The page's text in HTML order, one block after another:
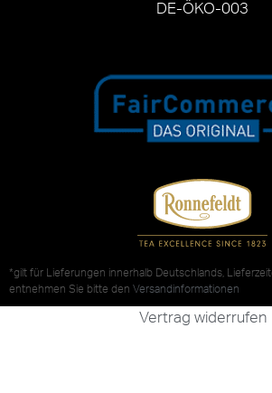
DE-ÖKO-003
*gilt für Lieferungen innerhalb Deutschlands,
entnehmen Sie bitte den Versandinformationen
Vertrag widerrufen